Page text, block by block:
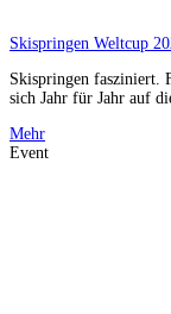
Skispringen Weltcup
Skispringen fasziniert.
sich Jahr für Jahr auf
Mehr
Event